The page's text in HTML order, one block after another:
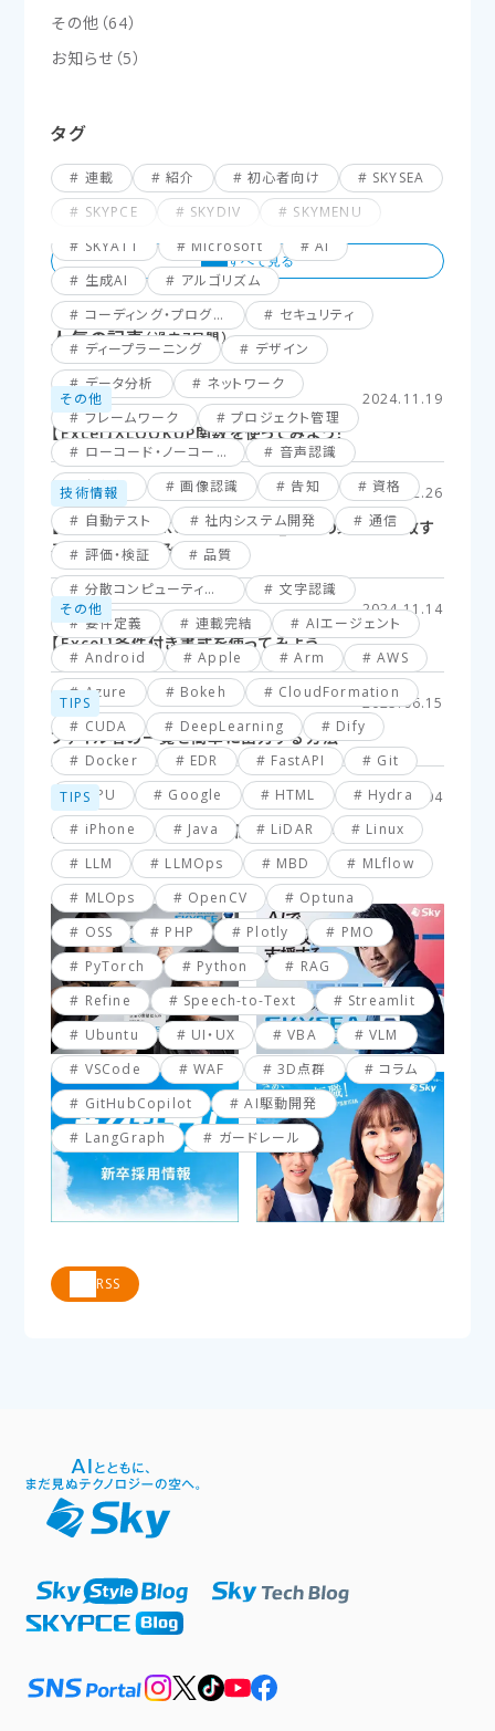
その他 （64）
お知らせ （5）
タグ
連載 紹介 初心者向け
SKYSEA
SKYPCE
SKYDIV
SKYMENU
SKYATT
Microsoft
AI
生成AI
アルゴリズム
コーディング・プログラミング
セキュリティ
ディープラーニング
デザイン
データ分析
ネットワーク
フレームワーク
プロジェクト管理
ローコード・ノーコード
音声認識
仮想化
画像認識 告知
資格
自動テスト
社内システム開発
通信
評価・検証
品質
分散コンピューティング
文字認識
要件定義
連載完結
AIエージェント
Android
Apple Arm
AWS
Azure
Bokeh
CloudFormation
CUDA
DeepLearning
Dify
Docker
EDR FastAPI
Git
GPU
Google HTML
Hydra
iPhone
Java LiDAR
Linux
LLM
LLMOps MBD
MLflow
MLOps
OpenCV
Optuna
OSS
PHP Plotly
PMO
PyTorch
Python
RAG
Refine
Speech-to-Text
Streamlit
Ubuntu
UI・UX VBA
VLM
VSCode
WAF 3D点群
コラム
GitHubCopilot
AI駆動開発
LangGraph
ガードレール
人気の記事（過去7日間）
その他 2024.11.19
【Excel】XLOOKUP関数を使ってみよう！
技術情報 2025.02.26
【Excel】XLOOKUP関数応用編_複数の条件に一致す
るセルを探してみよう！
その他 2024.11.14
【Excel】条件付き書式を使ってみよう
TIPS 2025.06.15
ファイル名の一覧を簡単に出力する方法
TIPS 2025.03.04
【VBA】最終行と最終列を簡単に取得する方法
RSS